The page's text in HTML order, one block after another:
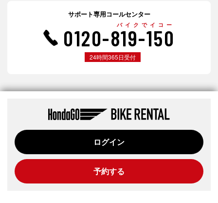
サポート専用コールセンター
バイクでイコー
0120-819-150
24時間365日受付
ログイン
予約する